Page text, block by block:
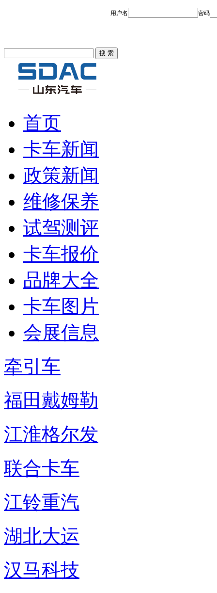
首页
卡车新闻
政策新闻
维修保养
试驾测评
卡车报价
品牌大全
卡车图片
会展信息
牵引车
福田戴姆勒
江淮格尔发
联合卡车
江铃重汽
湖北大运
汉马科技